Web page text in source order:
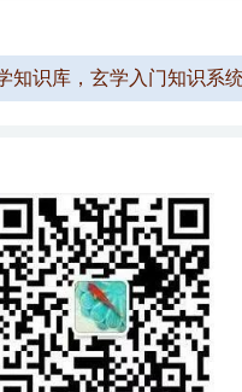
知识库，玄学入门知识系